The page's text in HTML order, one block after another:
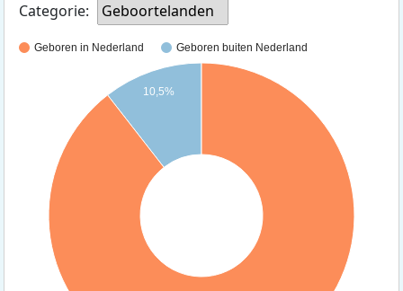
Categorie:
Geboortelanden
Geboren in Nederland Geboren buiten Nederland
10,5%